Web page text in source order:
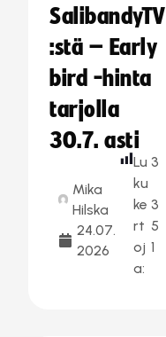
SalibandyTV
:stä – Early
bird -hinta
tarjolla
30.7. asti
Mika
Hilska
24.07.
2026
Lu
ku
ke
rt
oj
a:
3
3
5
1